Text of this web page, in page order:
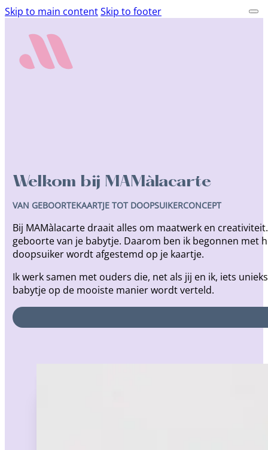
Skip to main contentSkip to footer
Welkom bij MAMàlacarte
VAN GEBOORTEKAARTJE TOT DOOPSUIKERCONCEPT
Bij MAMàlacarte draait alles om maatwerk en
geboorte van je babytje. Daarom ben ik begonnen
doopsuiker wordt afgestemd op je kaartje.
Ik werk samen met ouders die, net als jij en ik, iets
babytje op de mooiste manier wordt verteld.